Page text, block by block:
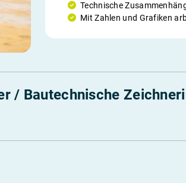
Technische
Mit Zahlen und Grafiken
/ Bautechnische